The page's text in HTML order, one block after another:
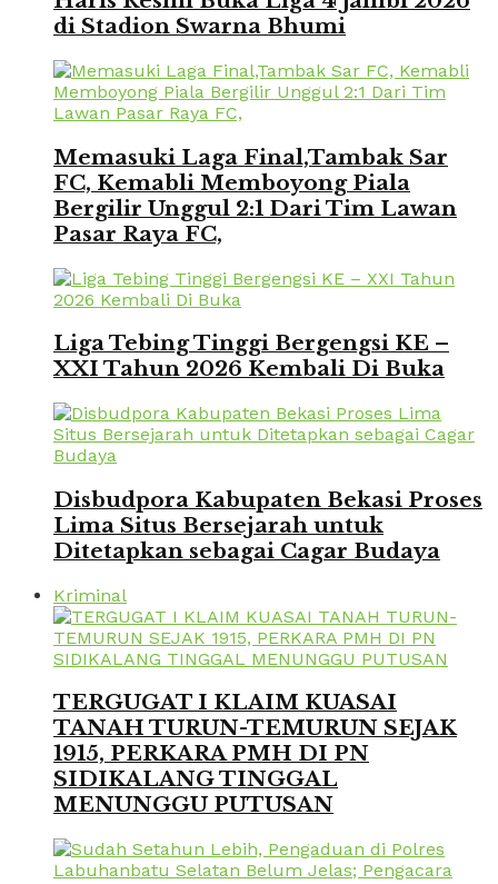
di Stadion Swarna Bhumi
Memasuki Laga Final,Tambak Sar
FC, Kemabli Memboyong Piala
Bergilir Unggul 2:1 Dari Tim Lawan
Pasar Raya FC,
Liga Tebing Tinggi Bergengsi KE –
XXI Tahun 2026 Kembali Di Buka
Disbudpora Kabupaten Bekasi Proses
Lima Situs Bersejarah untuk
Ditetapkan sebagai Cagar Budaya
Kriminal
TERGUGAT I KLAIM KUASAI
TANAH TURUN-TEMURUN SEJAK
1915, PERKARA PMH DI PN
SIDIKALANG TINGGAL
MENUNGGU PUTUSAN